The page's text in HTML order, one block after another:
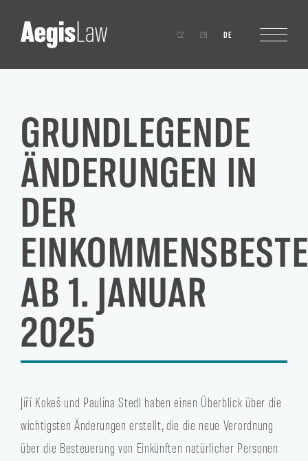
CZ EN DE
GRUNDLEGENDE
ÄNDERUNGEN IN
DER
AB 1. JANUAR
2025
Jiří Kokeš und Paulína Stedl haben einen Überblick über die
wichtigsten Änderungen erstellt, die die neue Verordnung
über die Besteuerung von Einkünften natürlicher Personen